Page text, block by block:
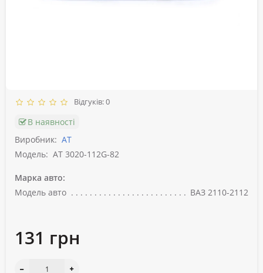
Відгуків: 0
В наявності
Виробник: АТ
Модель: AT 3020-112G-82
Марка авто:
Модель авто
ВАЗ 2110-2112
131 грн